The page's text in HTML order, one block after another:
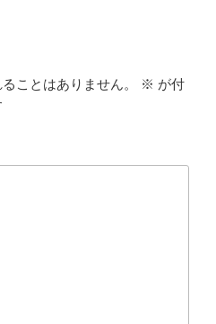
ことはありません。 ※ が付